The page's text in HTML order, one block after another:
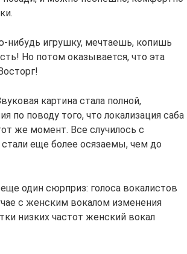
нибудь игрушку, мечтаешь, копишь
Но потом оказывается, что эта
картина стала полной,
по поводу того, что локализация саба
же момент. Все случилось с
еще более осязаемы, чем до
один сюрприз: голоса вокалистов
с женским вокалом изменения
низких частот женский вокал